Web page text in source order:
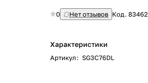
0 Нет отзывов Код.83462
Характеристики
Артикул: SG3C76DL
Добавляйте товарыв корзину
Оплачивайте сегодня только